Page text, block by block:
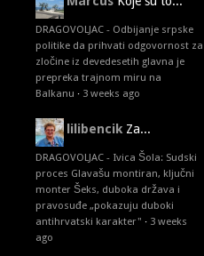
DRAGOVOLJAC - Odbijanje srpske
politike da prihvati odgovornost za
zločine iz devedesetih glavna je
prepreka trajnom miru na
Balkanu · 3 weeks ago
lilibencik Za...
DRAGOVOLJAC - Ivica Šola: Sudski
proces Glavašu montiran, ključni
monter Šeks, duboka država i
pravosuđe „pokazuju duboki
antihrvatski karakter" · 3 weeks
ago